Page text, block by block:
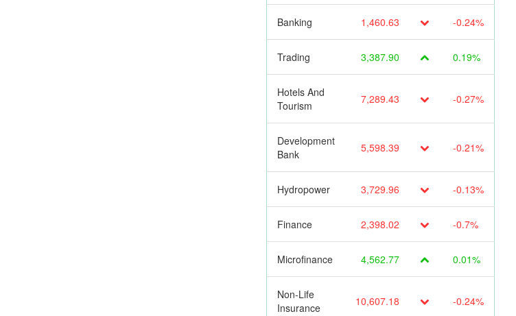
Banking 1,460.63 -0.24%
Trading 3,387.90 0.19%
Hotels And
Tourism
7,289.43 -0.27%
Development
Bank
5,598.39 -0.21%
Hydropower 3,729.96 -0.13%
Finance 2,398.02 -0.7%
Microfinance 4,562.77 0.01%
Non-Life
Insurance
10,607.18 -0.24%